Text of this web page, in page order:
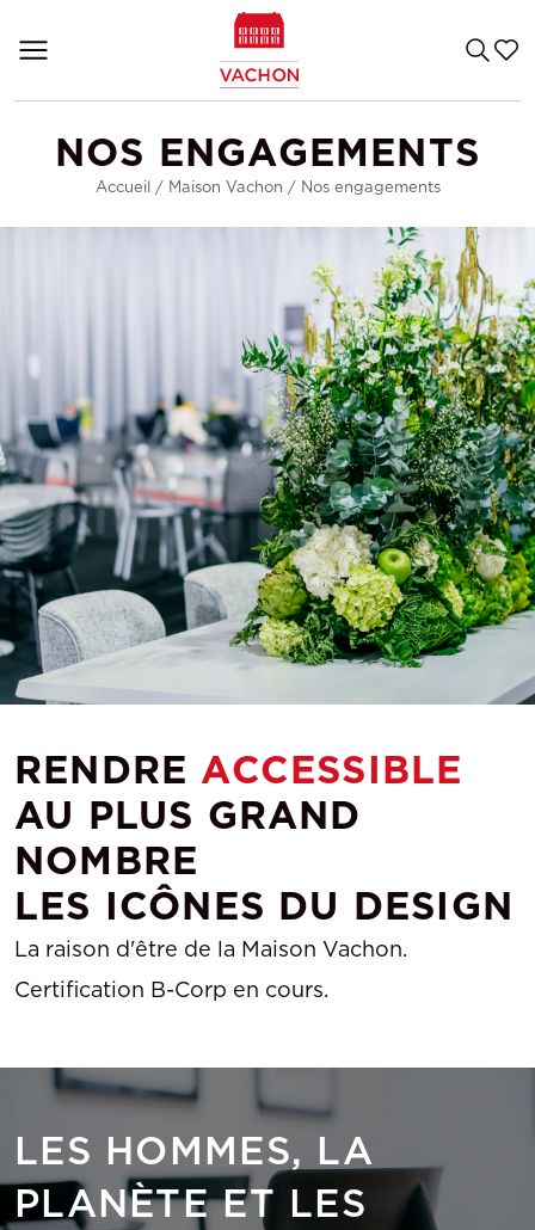
NOS ENGAGEMENTS
Accueil / Maison Vachon / Nos engagements
RENDRE ACCESSIBLE
AU PLUS GRAND
NOMBRE
LES ICÔNES DU DESIGN
La raison d'être de la Maison Vachon.
Certification B-Corp en cours.
LES HOMMES, LA
PLANÈTE ET LES